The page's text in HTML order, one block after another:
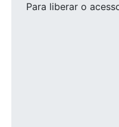
Para liberar o